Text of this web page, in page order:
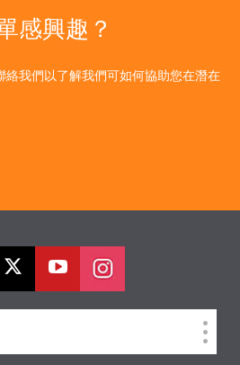
感興趣？
絡我們以了解我們可如何協助您在潛在